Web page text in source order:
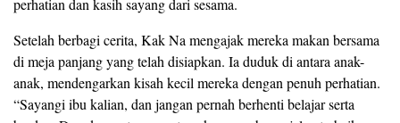
perhatian dan kasih sayang dari sesama.
Setelah berbagi cerita, Kak Na mengajak mereka makan bersama
di meja panjang yang telah disiapkan. Ia duduk di antara anak-
anak, mendengarkan kisah kecil mereka dengan penuh perhatian.
“Sayangi ibu kalian, dan jangan pernah berhenti belajar serta